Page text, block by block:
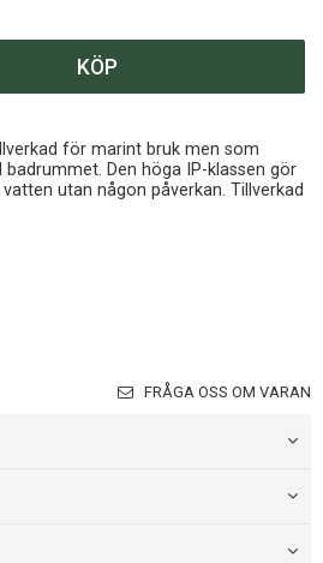
KÖP
för marint bruk men som
Den höga IP-klassen gör
utan någon påverkan. Tillverkad
FRÅGA OSS OM VARAN